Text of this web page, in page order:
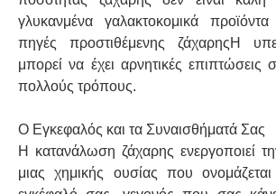
γλυκανμένα γαλακτοκομικά προϊόντα
πηγές προστιθέμενης ζάχαρηςΗ
μπορεί να έχει αρνητικές
πολλούς τρόπους.
Ο Εγκεφαλός και τα Συναισθήματά Σας
Η κατανάλωση ζάχαρης ενεργοποιεί
μιας χημικής ουσίας που